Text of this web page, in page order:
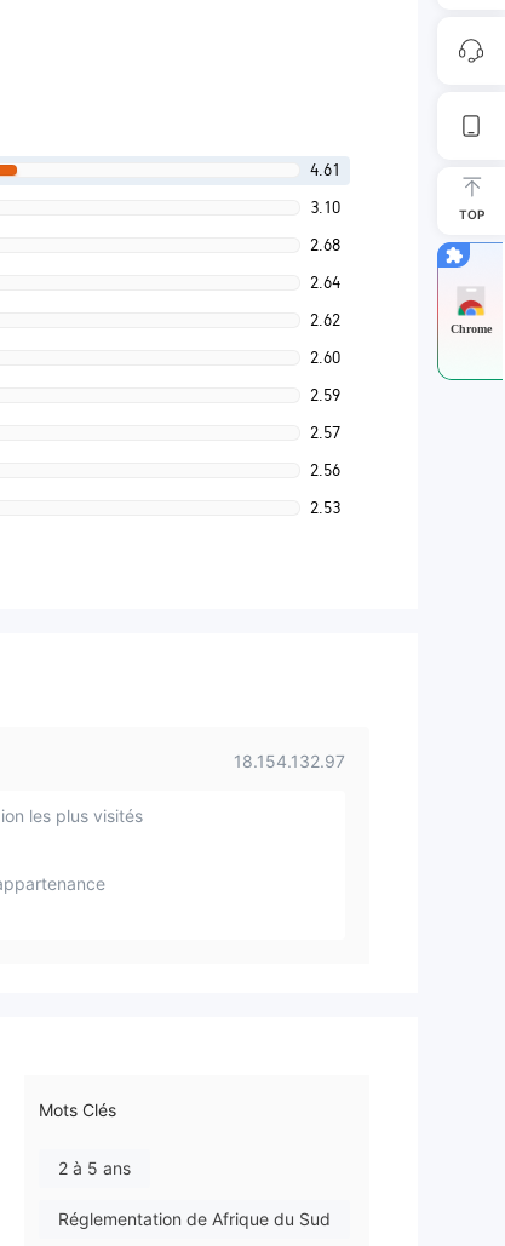
4.61
3.10
2.68
2.64
2.62
2.60
2.59
2.57
2.56
2.53
18.154.132.97
les plus visités
Mots Clés
2 à 5 ans
Réglementation de Afrique du Sud
TOP
Chrome